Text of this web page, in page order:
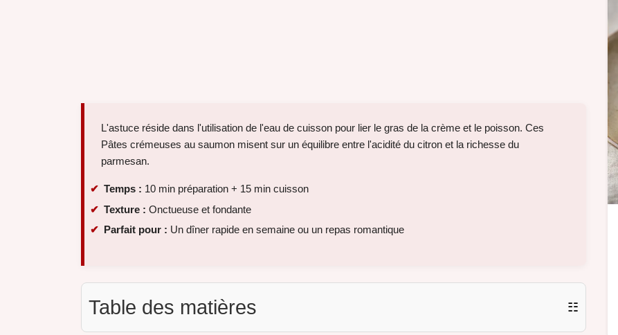
L'astuce réside dans l'utilisation de l'eau de cuisson pour lier le gras de la crème et le poisson. Ces
Pâtes crémeuses au saumon misent sur un équilibre entre l'acidité du citron et la richesse du
parmesan.
Temps : 10 min préparation + 15 min cuisson
Texture : Onctueuse et fondante
Parfait pour : Un dîner rapide en semaine ou un repas romantique
Table des matières ☷